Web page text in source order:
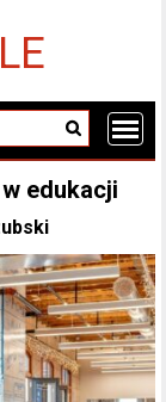
edukacji